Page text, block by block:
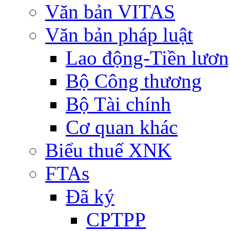
Văn bản VITAS
Văn bản pháp luật
Lao động-Tiền
Bộ Công thương
Bộ Tài chính
Cơ quan khác
Biểu thuế XNK
FTAs
Đã ký
CPTPP